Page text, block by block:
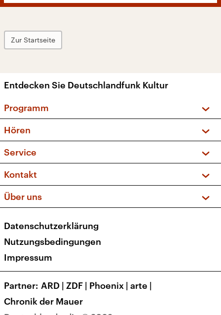
Zur Startseite
Entdecken Sie Deutschlandfunk Kultur
Programm
Sendungen und Podcasts
Musikliste
Kakadu – Das Kinderprogramm
Hören
Frequenzen (UKW + DAB+)
Service
FAQ
Apps
Newsletter
Kontakt
Social Media
Über uns
Presse
Karriere
Transparenz
Datenschutzerklärung
Nutzungsbedingungen
Impressum
Partner ARD | ZDF | Phoenix | arte |
Chronik der Mauer